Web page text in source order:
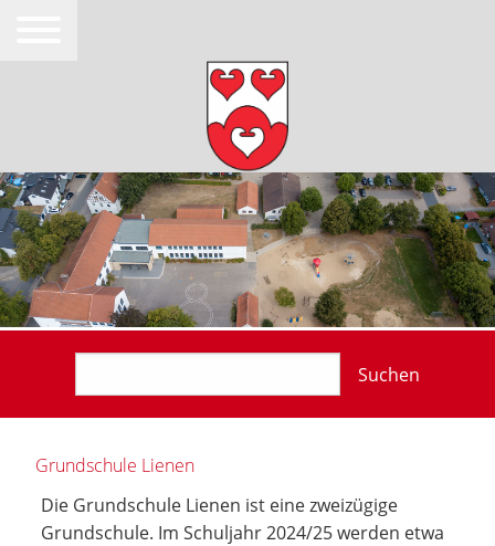
Suchen
Grundschule Lienen
Die Grundschule Lienen ist eine zweizügige
Grundschule. Im Schuljahr 2024/25 werden etwa